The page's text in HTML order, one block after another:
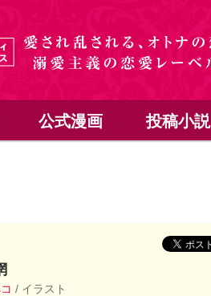
公式漫画 投稿小説
/ イラスト